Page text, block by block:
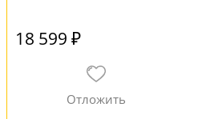
18 599 ₽